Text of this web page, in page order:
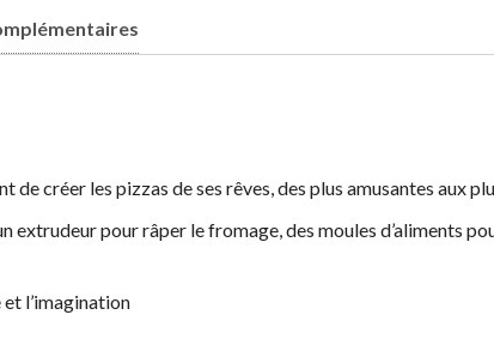
créer les pizzas de ses rêves, des plus amusantes aux
extrudeur pour râper le fromage, des moules d’aliments
l’imagination